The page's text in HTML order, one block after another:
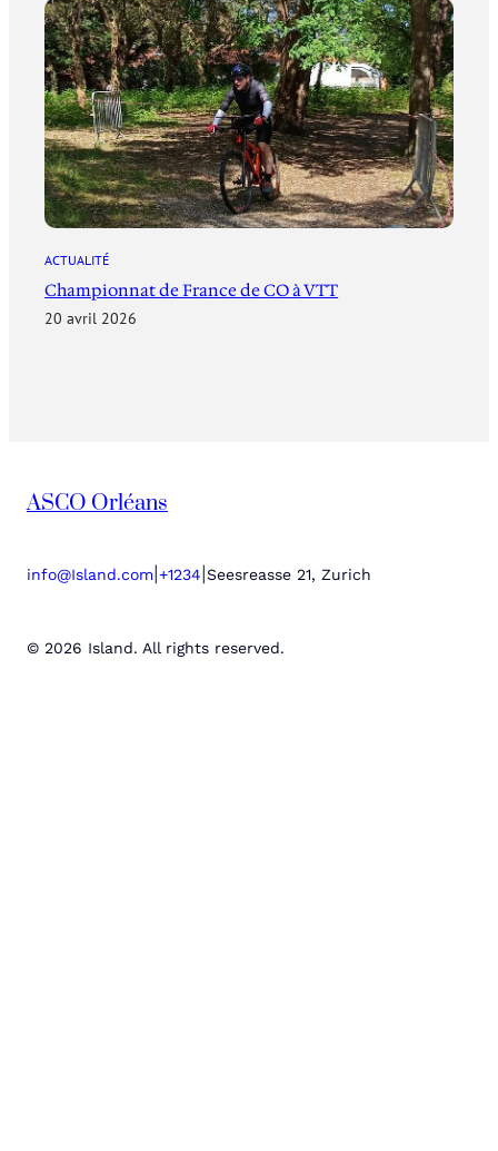
ACTUALITÉ
Championnat de France de CO à VTT
20 avril 2026
ASCO Orléans
info@Island.com +1234 Seesreasse 21, Zurich
© 2026 Island. All rights reserved.